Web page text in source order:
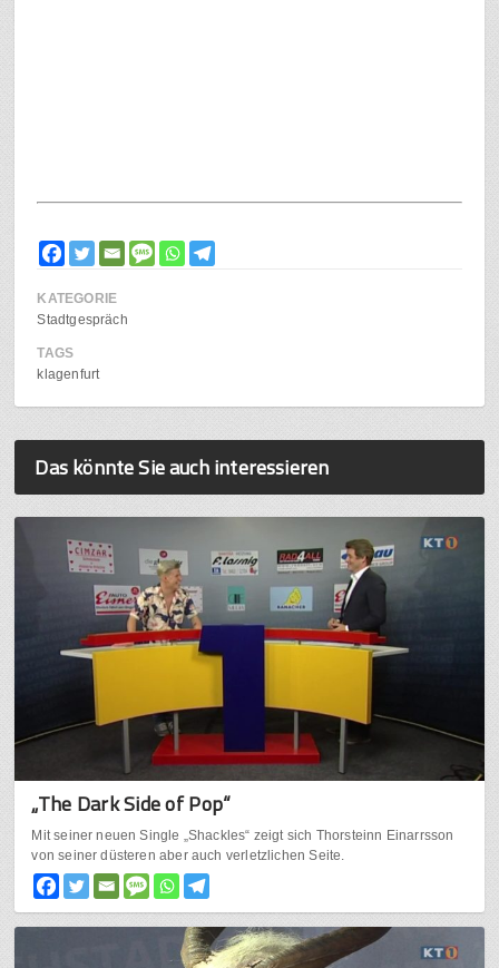
KATEGORIE
Stadtgespräch
TAGS
klagenfurt
Das könnte Sie auch interessieren
„The Dark Side of Pop“
Mit seiner neuen Single „Shackles“ zeigt sich Thorsteinn Einarrsson
von seiner düsteren aber auch verletzlichen Seite.